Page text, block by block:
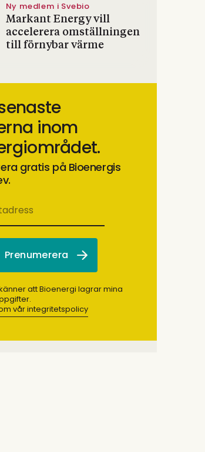
Ny medlem i Svebio
Markant Energy vill
accelerera omställningen
till förnybar värme
inom
gratis på Bioenergis
att Bioenergi lagrar mina
vår integritetspolicy